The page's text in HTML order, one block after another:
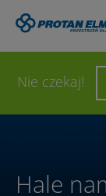
Nie czekaj!
WYŚLIJ
Hale